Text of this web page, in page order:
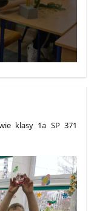
klasy 1a SP 371